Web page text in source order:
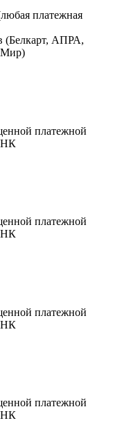
платежная
(Белкарт, АПРА,
Мир)
платежной
платежной
платежной
платежной